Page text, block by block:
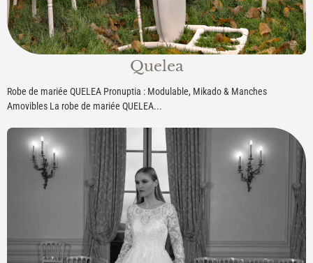
Quelea
Robe de mariée QUELEA Pronuptia : Modulable, Mikado & Manches
Amovibles La robe de mariée QUELEA...